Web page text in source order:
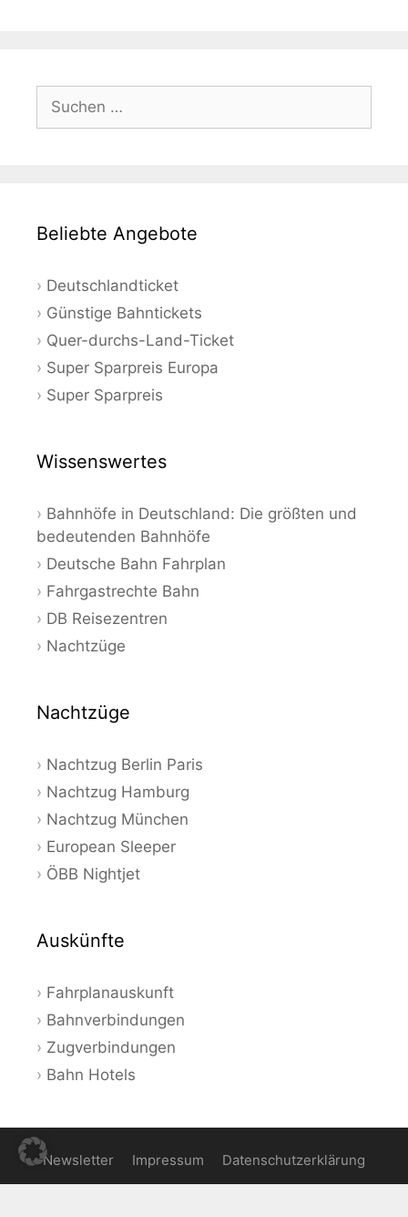
Suchen
nach:
Beliebte Angebote
Deutschlandticket
Günstige Bahntickets
Quer-durchs-Land-Ticket
Super Sparpreis Europa
Super Sparpreis
Wissenswertes
Bahnhöfe in Deutschland: Die größten und
bedeutenden Bahnhöfe
Deutsche Bahn Fahrplan
Fahrgastrechte Bahn
DB Reisezentren
Nachtzüge
Nachtzüge
Nachtzug Berlin Paris
Nachtzug Hamburg
Nachtzug München
European Sleeper
ÖBB Nightjet
Auskünfte
Fahrplanauskunft
Bahnverbindungen
Zugverbindungen
Bahn Hotels
Newsletter Impressum Datenschutzerklärung